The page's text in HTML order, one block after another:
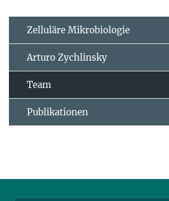
Zelluläre Mikrobiologie
Arturo Zychlinsky
Team
Publikationen